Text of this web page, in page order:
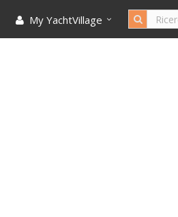
My YachtVillage